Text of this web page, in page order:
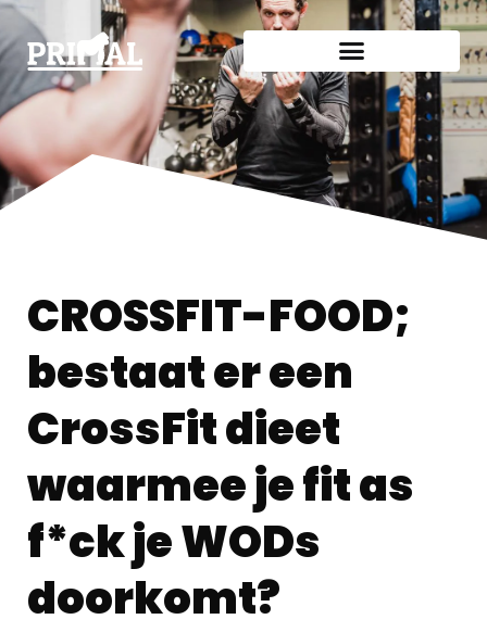
CROSSFIT-FOOD;
bestaat er een
CrossFit dieet
waarmee je fit as
f*ck je WODs
doorkomt?